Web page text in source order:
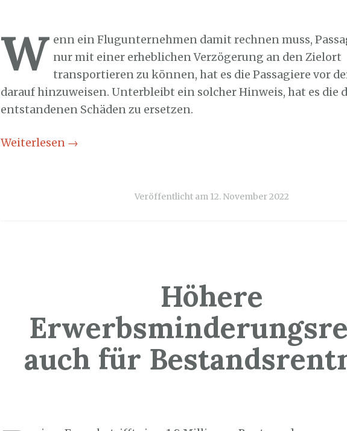
W enn ein Flugunternehmen damit rechnen muss,
nur mit einer erheblichen Verzögerung an den Zielort
transportieren zu können, hat es die Passagiere vor
darauf hinzuweisen. Unterbleibt ein solcher Hinweis, hat es die
entstandenen Schäden zu ersetzen.
Weiterlesen →
Veröffentlicht am 12. November 2022
Höhere
auch für